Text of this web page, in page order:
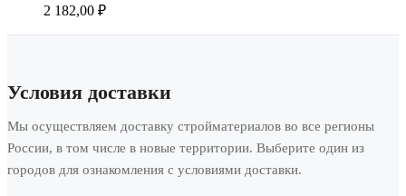
2 182,00 ₽
Условия доставки
Мы осуществляем доставку стройматериалов во все регионы
России, в том числе в новые территории. Выберите один из
городов для ознакомления с условиями доставки.